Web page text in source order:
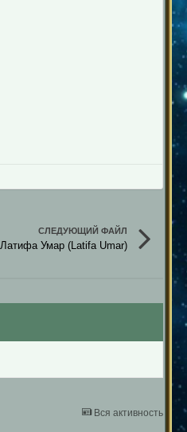
СЛЕДУЮЩИЙ ФАЙЛ
Латифа Умар (Latifa Umar)
Вся активность